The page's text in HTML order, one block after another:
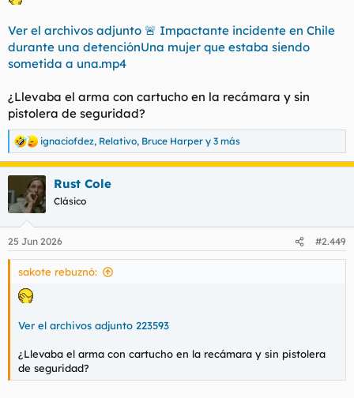
Ver el archivos adjunto 🚨 Impactante incidente en Chile
durante una detenciónUna mujer que estaba siendo
sometida a una.mp4
¿Llevaba el arma con cartucho en la recámara y sin
pistolera de seguridad?
R
e
a
c
i
e
s
ignaciofdez, Relativo, Bruce Harper y 3 más
Rust Cole
Clásico
25 Jun 2026 #2.449
sakote rebuznó:
Ver el archivos adjunto 223593
¿Llevaba el arma con cartucho en la recámara y sin pistolera
de seguridad?